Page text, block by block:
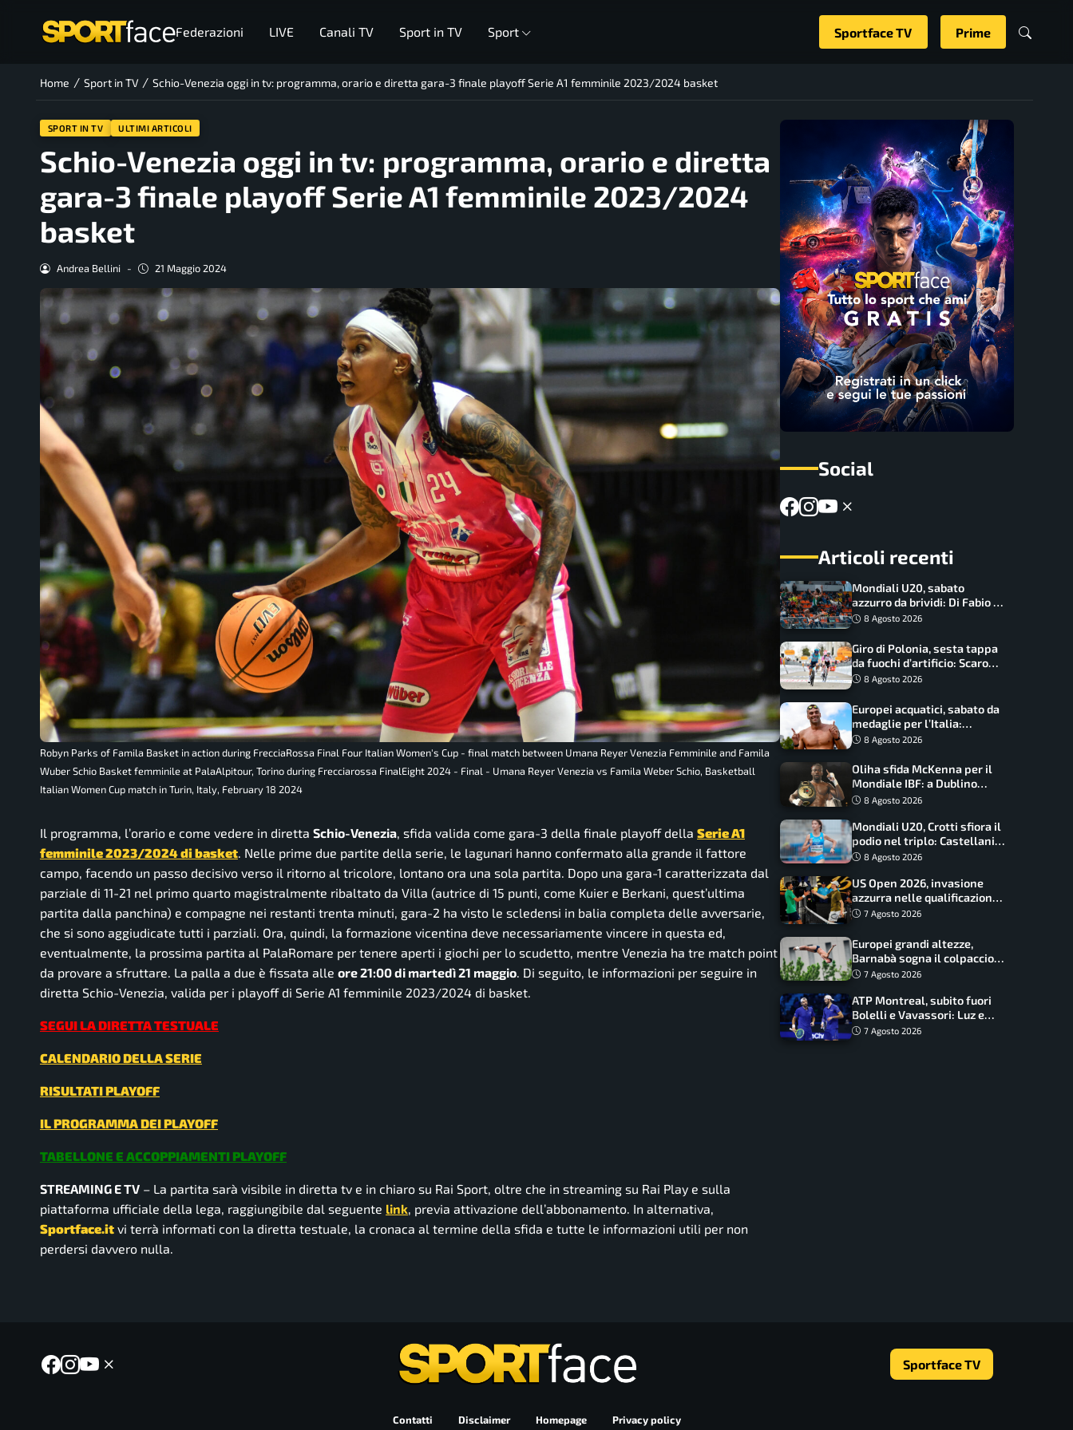
Federazioni LIVE Canali TV Sport in TV Sport Sportface TV Prime
Home / Sport in TV / Schio-Venezia oggi in tv: programma, orario e diretta gara-3 finale playoff Serie A1 femminile 2023/2024 basket
SPORT IN TV ULTIMI ARTICOLI
Schio-Venezia oggi in tv: programma, orario e diretta
gara-3 finale playoff Serie A1 femminile 2023/2024
basket
Andrea Bellini - 21 Maggio 2024
Robyn Parks of Famila Basket in action during FrecciaRossa Final Four Italian Women's Cup - final match between Umana Reyer Venezia Femminile and Famila
Wuber Schio Basket femminile at PalaAlpitour, Torino during Frecciarossa FinalEight 2024 - Final - Umana Reyer Venezia vs Famila Weber Schio, Basketball
Italian Women Cup match in Turin, Italy, February 18 2024
Il programma, l’orario e come vedere in diretta Schio-Venezia , sfida valida come gara-3 della finale playoff della Serie A1
femminile 2023/2024 di basket . Nelle prime due partite della serie, le lagunari hanno confermato alla grande il fattore
campo, facendo un passo decisivo verso il ritorno al tricolore, lontano ora una sola partita. Dopo una gara-1 caratterizzata dal
parziale di 11-21 nel primo quarto magistralmente ribaltato da Villa (autrice di 15 punti, come Kuier e Berkani, quest’ultima
partita dalla panchina) e compagne nei restanti trenta minuti, gara-2 ha visto le scledensi in balia completa delle avversarie,
che si sono aggiudicate tutti i parziali. Ora, quindi, la formazione vicentina deve necessariamente vincere in questa ed,
eventualmente, la prossima partita al PalaRomare per tenere aperti i giochi per lo scudetto, mentre Venezia ha tre match point
da provare a sfruttare. La palla a due è fissata alle ore 21:00 di martedì 21 maggio . Di seguito, le informazioni per seguire in
diretta Schio-Venezia, valida per i playoff di Serie A1 femminile 2023/2024 di basket.
SEGUI LA DIRETTA TESTUALE
CALENDARIO DELLA SERIE
RISULTATI PLAYOFF
IL PROGRAMMA DEI PLAYOFF
TABELLONE E ACCOPPIAMENTI PLAYOFF
STREAMING E TV – La partita sarà visibile in diretta tv e in chiaro su Rai Sport, oltre che in streaming su Rai Play e sulla
piattaforma ufficiale della lega, raggiungibile dal seguente link , previa attivazione dell’abbonamento. In alternativa,
Sportface.it vi terrà informati con la diretta testuale, la cronaca al termine della sfida e tutte le informazioni utili per non
perdersi davvero nulla.
Social
Articoli recenti
Mondiali U20, sabato
azzurro da brividi: Di Fabio e
Inzoli sognano le medaglie,
8 Agosto 2026
Giro di Polonia, sesta tappa
da fuochi d’artificio: Scaroni
può attaccare la maglia di
8 Agosto 2026
Europei acquatici, sabato da
medaglie per l’Italia:
Paltrinieri guida la staffetta,
grandi altezze
8 Agosto 2026
Oliha sfida McKenna per il
Mondiale IBF: a Dublino
serve l’impresa nella tana
8 Agosto 2026
Mondiali U20, Crotti sfiora il
podio nel triplo: Castellani
da record, Succo in finale
8 Agosto 2026
US Open 2026, invasione
azzurra nelle qualificazioni:
17 italiani a caccia del main
7 Agosto 2026
Europei grandi altezze,
Barnabà sogna il colpaccio:
è leader a metà gara, Baraldi
7 Agosto 2026
ATP Montreal, subito fuori
Bolelli e Vavassori: Luz e
Matos fermano gli azzurri
7 Agosto 2026
Sportface TV
Contatti Disclaimer Homepage Privacy policy